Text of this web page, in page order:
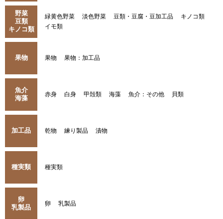
野菜
豆類
キノコ類
緑黄色野菜 淡色野菜 豆類・豆腐・豆加工品
キノコ類
イモ類
果物 果物 果物：加工品
魚介
海藻
赤身 白身 甲殻類 海藻 魚介：その他 貝類
加工品 乾物 練り製品 漬物
種実類 種実類
卵
乳製品
卵 乳製品